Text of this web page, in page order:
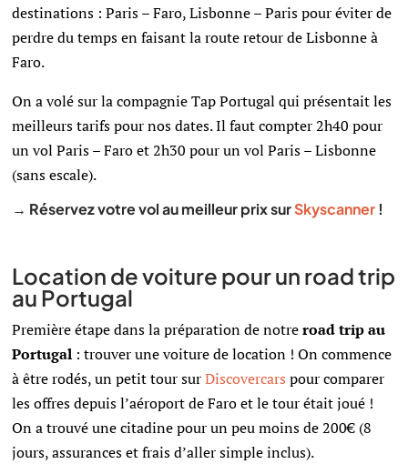
destinations : Paris – Faro, Lisbonne – Paris pour éviter de
perdre du temps en faisant la route retour de Lisbonne à
Faro.
On a volé sur la compagnie Tap Portugal qui présentait les
meilleurs tarifs pour nos dates. Il faut compter 2h40 pour
un vol Paris – Faro et 2h30 pour un vol Paris – Lisbonne
(sans escale).
→ Réservez votre vol au meilleur prix surSkyscanner !
Location de voiture pour un road trip
au Portugal
Première étape dans la préparation de notreroad trip au
Portugal : trouver une voiture de location ! On commence
à être rodés, un petit tour sur Discovercarspour comparer
les offres depuis l’aéroport de Faro et le tour était joué !
On a trouvé une citadine pour un peu moins de 200€ (8
jours, assurances et frais d’aller simple inclus).